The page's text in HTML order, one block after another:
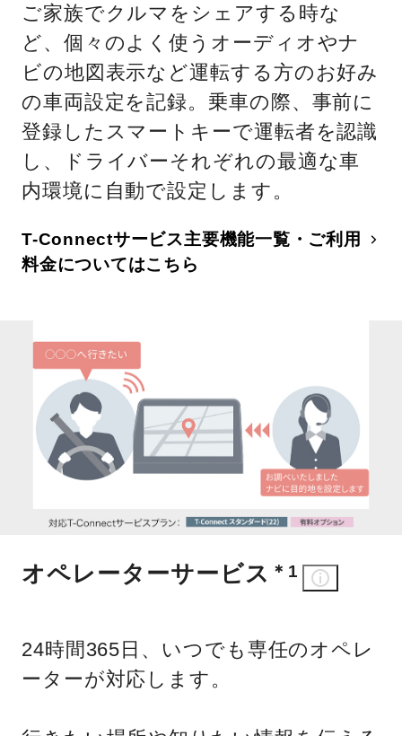
ご家族でクルマをシェアする時な
ど、個々のよく使うオーディオやナ
ビの地図表示など運転する方のお好み
の車両設定を記録。乗車の際、事前に
登録したスマートキーで運転者を認識
し、ドライバーそれぞれの最適な車
内環境に自動で設定します。
T-Connectサービス主要機能一覧・ご利用
料金についてはこちら
オペレーターサービス ＊1
24時間365日、いつでも専任のオペレ
ーターが対応します。